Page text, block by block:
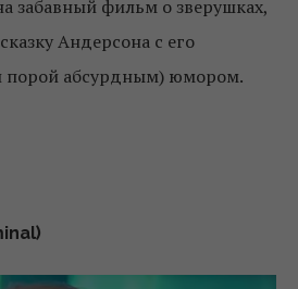
забавный фильм о зверушках,
Андерсона с его
порой абсурдным) юмором.